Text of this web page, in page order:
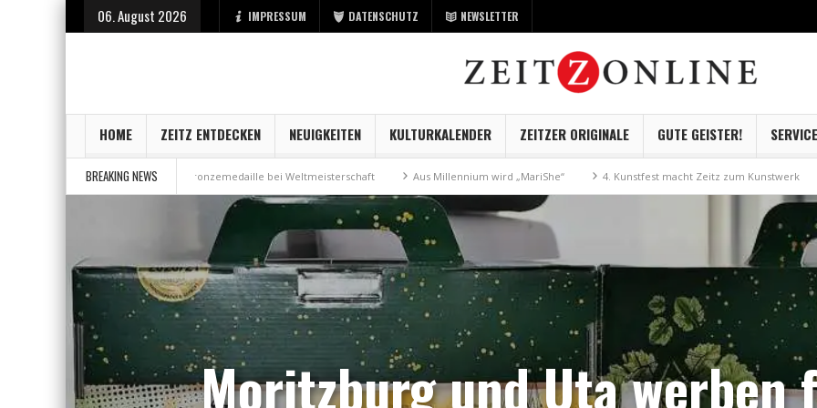
06. August 2026 IMPRESSUM DATENSCHUTZ NEWSLETTER
HOME ZEITZ ENTDECKEN NEUIGKEITEN KULTURKALENDER ZEITZER ORIGINALE GUTE GEISTER! SERVICE
BREAKING NEWSBronzemedaille bei Weltmeisterschaft Aus Millennium wird „MariShe“ 4. Kunstfest macht Zeitz zum Kunstwerk
Moritzburg und Uta werben